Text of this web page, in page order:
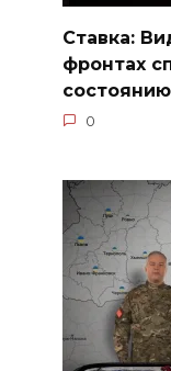
Ставка:
фронтах
0